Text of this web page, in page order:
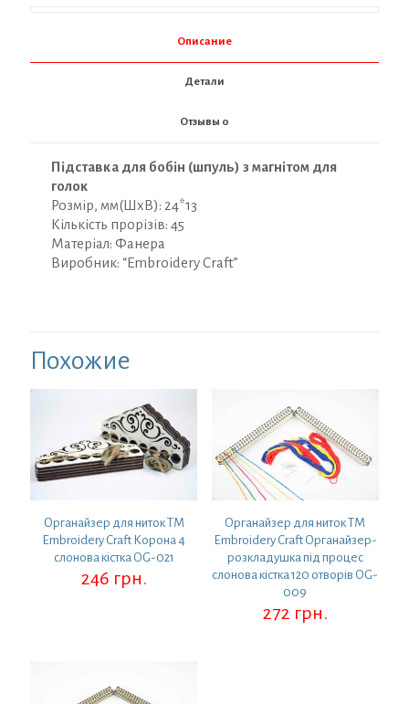
з
прорізів.
Прорізи
фіксатором
24*13
кава
Описание
Детали
Отзывы 0
Підставка для бобін (шпуль) з магнітом для
голок
Розмір, мм(ШхВ): 24*13
Кількість прорізів: 45
Матеріал: Фанера
Виробник: “Embroidery Craft”
Похожие
Органайзер для ниток ТМ
Embroidery Craft Корона 4
слонова кістка OG-021
246 грн.
Органайзер для ниток ТМ
Embroidery Craft Органайзер-
розкладушка під процес
слонова кістка 120 отворів OG-
009
272 грн.